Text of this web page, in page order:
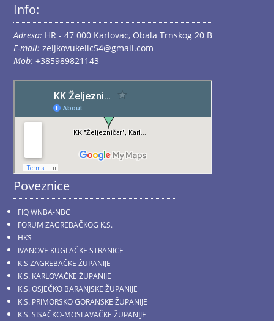
Info:
Adresa: HR - 47 000 Karlovac, Obala Trnskog 20 B
E-mail: zeljkovukelic54@gmail.com
Mob: +385989821143
Poveznice
FIQ WNBA-NBC
FORUM ZAGREBAČKOG K.S.
HKS
IVANOVE KUGLAČKE STRANICE
K.S ZAGREBAČKE ŽUPANIJE
K.S. KARLOVAČKE ŽUPANIJE
K.S. OSJEČKO BARANJSKE ŽUPANIJE
K.S. PRIMORSKO GORANSKE ŽUPANIJE
K.S. SISAČKO-MOSLAVAČKE ŽUPANIJE